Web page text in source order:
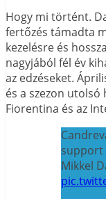
Hogy mi történt.
fertőzés támadta
kezelésre és
nagyjából fél év
az edzéseket.
és a szezon utolsó
Fiorentina és az
support
Mikkel